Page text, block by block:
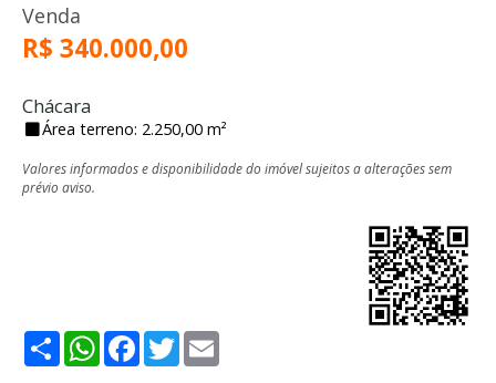
Venda
R$ 340.000,00
Chácara
Área terreno: 2.250,00 m²
Valores informados e disponibilidade do imóvel sujeitos a alterações sem
prévio aviso.
ShareWhatsApp
Facebook
Twitter